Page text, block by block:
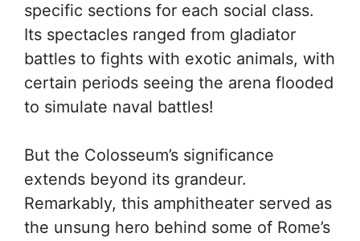
specific sections for each social class.
Its spectacles ranged from gladiator
battles to fights with exotic animals, with
certain periods seeing the arena flooded
to simulate naval battles!
But the Colosseum’s significance
extends beyond its grandeur.
Remarkably, this amphitheater served as
the unsung hero behind some of Rome’s